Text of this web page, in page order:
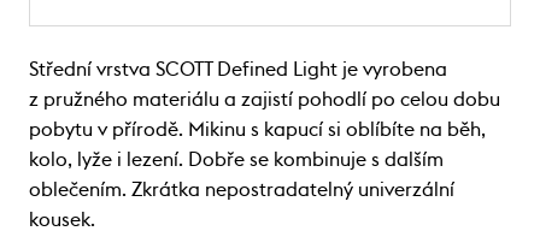
Střední vrstva SCOTT Defined Light je vyrobena
z pružného materiálu a zajistí pohodlí po celou dobu
pobytu v přírodě. Mikinu s kapucí si oblíbíte na běh,
kolo, lyže i lezení. Dobře se kombinuje s dalším
oblečením. Zkrátka nepostradatelný univerzální
kousek.